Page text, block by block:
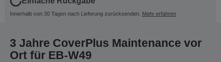
Innerhalb von 30 Tagen nach Lieferung zurücksenden. Mehr erfahren
3 Jahre CoverPlus Maintenance vor
Ort für EB-W49